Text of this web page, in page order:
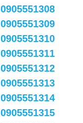
0905551308
0905551309
0905551310
0905551311
0905551312
0905551313
0905551314
0905551315